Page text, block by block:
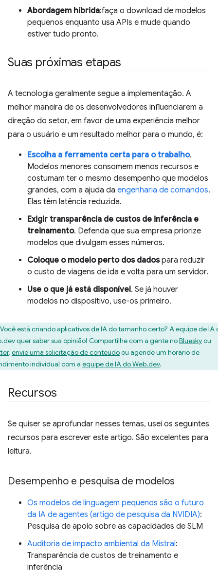
Abordagem híbrida:faça o download de modelos
pequenos enquanto usa APIs e mude quando
estiver tudo pronto.
Suas próximas etapas
A tecnologia geralmente segue a implementação. A
melhor maneira de os desenvolvedores influenciarem a
direção do setor, em favor de uma experiência melhor
para o usuário e um resultado melhor para o mundo, é:
Escolha a ferramenta certa para o trabalho.
Modelos menores consomem menos recursos e
costumam ter o mesmo desempenho que modelos
grandes, com a ajuda da engenharia de comandos.
Elas têm latência reduzida.
Exigir transparência de custos de inferência e
treinamento. Defenda que sua empresa priorize
modelos que divulgam esses números.
Coloque o modelo perto dos dadospara reduzir
o custo de viagens de ida e volta para um servidor.
Use o que já está disponível. Se já houver
modelos no dispositivo, use-os primeiro.
Você está criando aplicativos de IA do tamanho certo? A equipe de IA
quer saber sua opinião! Compartilhe com a gente noBlueskyou
,envie uma solicitação de conteúdoou agende um horário de
individual com a equipe de IA do Web.dev.
Recursos
Se quiser se aprofundar nesses temas, usei os seguintes
recursos para escrever este artigo. São excelentes para
leitura.
Desempenho e pesquisa de modelos
Os modelos de linguagem pequenos são o futuro
da IA de agentes (artigo de pesquisa da NVIDIA):
Pesquisa de apoio sobre as capacidades de SLM
Auditoria de impacto ambiental da Mistral:
Transparência de custos de treinamento e
inferência